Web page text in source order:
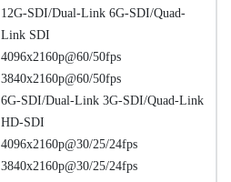
12G-SDI/Dual-Link 6G-SDI/Quad-
Link SDI
4096x2160p@60/50fps
3840x2160p@60/50fps
6G-SDI/Dual-Link 3G-SDI/Quad-Link
HD-SDI
4096x2160p@30/25/24fps
3840x2160p@30/25/24fps